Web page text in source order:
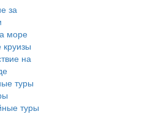
за
море
на
туры
туры